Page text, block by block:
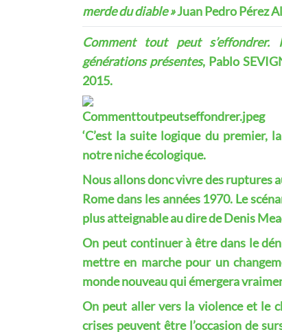
merde du diable »Juan Pedro Pérez
Comment tout peut s’effondrer.
générations présentes, Pablo
2015.
‘C’est la suite logique du premier,
notre niche écologique.
Nous allons donc vivre des ruptures
Rome dans les années 1970. Le
plus atteignable au dire de Denis
On peut continuer à être dans le
mettre en marche pour un
monde nouveau qui émergera
On peut aller vers la violence et le
crises peuvent être l’occasion de